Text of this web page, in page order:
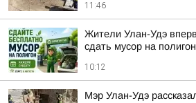
11:46
Жители Улан-Удэ
сдать мусор на полигон
10:12
Мэр Улан-Удэ